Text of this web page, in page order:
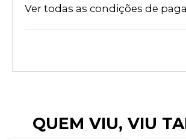
Ver todas as condições de
QUEM VIU, VIU